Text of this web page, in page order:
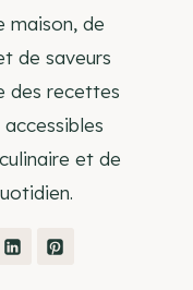
maison, de
de saveurs
des recettes
et de